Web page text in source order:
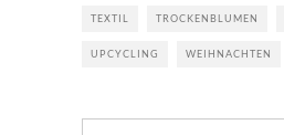
TEXTIL TROCKENBLUMEN
UPCYCLING WEIHNACHTEN